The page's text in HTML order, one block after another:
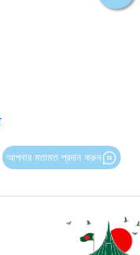
আপনার মতামত প্রদান করুন